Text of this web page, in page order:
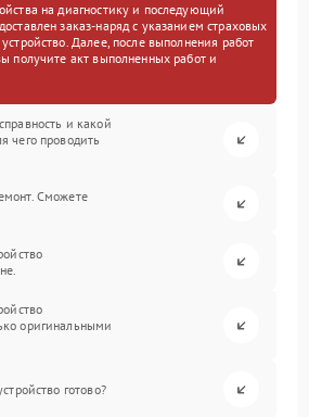
на диагностику и последующий
заказ-наряд с указанием страховых
Далее, после выполнения работ
получите акт выполненных работ и
и какой
чего проводить
Сможете
оригинальными
готово?